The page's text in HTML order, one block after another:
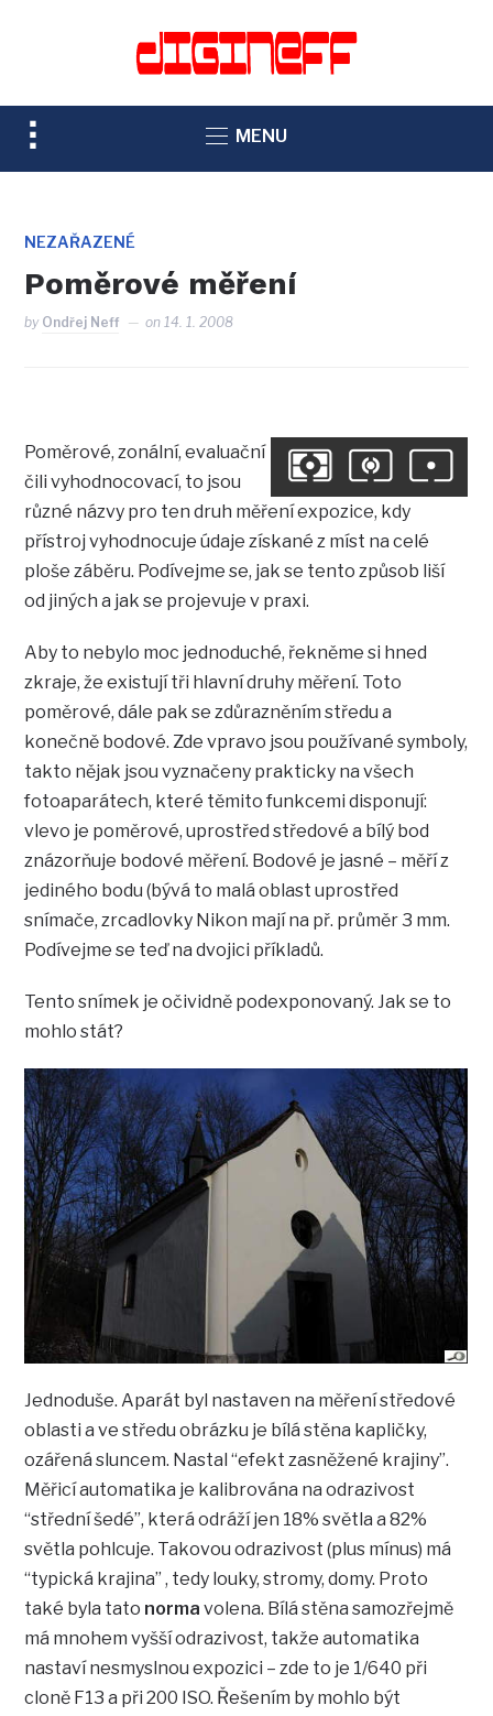
TOGGLE
SIDEBAR
NAVIGATION
MENU
NEZAŘAZENÉ
Poměrové měření
by Ondřej Neff on14. 1. 2008
Poměrové, zonální, evaluační
čili vyhodnocovací, to jsou
různé názvy pro ten druh měření expozice, kdy
přístroj vyhodnocuje údaje získané z míst na celé
ploše záběru. Podívejme se, jak se tento způsob liší
od jiných a jak se projevuje v praxi.
Aby to nebylo moc jednoduché, řekněme si hned
zkraje, že existují tři hlavní druhy měření. Toto
poměrové, dále pak se zdůrazněním středu a
konečně bodové. Zde vpravo jsou používané symboly,
takto nějak jsou vyznačeny prakticky na všech
fotoaparátech, které těmito funkcemi disponují:
vlevo je poměrové, uprostřed středové a bílý bod
znázorňuje bodové měření. Bodové je jasné – měří z
jediného bodu (bývá to malá oblast uprostřed
snímače, zrcadlovky Nikon mají na př. průměr 3 mm.
Podívejme se teď na dvojici příkladů.
Tento snímek je očividně podexponovaný. Jak se to
mohlo stát?
Jednoduše. Aparát byl nastaven na měření středové
oblasti a ve středu obrázku je bílá stěna kapličky,
ozářená sluncem. Nastal “efekt zasněžené krajiny”.
Měřicí automatika je kalibrována na odrazivost
“střední šedé”, která odráží jen 18% světla a 82%
světla pohlcuje. Takovou odrazivost (plus mínus) má
“typická krajina” , tedy louky, stromy, domy. Proto
také byla tato norma volena. Bílá stěna samozřejmě
má mnohem vyšší odrazivost, takže automatika
nastaví nesmyslnou expozici – zde to je 1/640 při
cloně F13 a při 200 ISO. Řešením by mohlo být